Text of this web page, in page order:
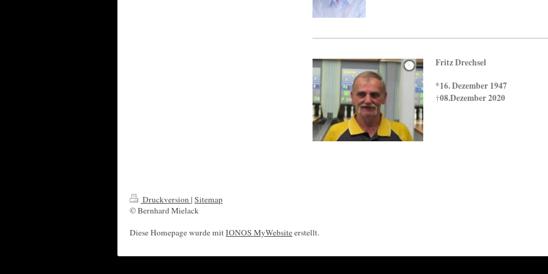
Fritz Drechsel
*16. Dezember 1947
†08.Dezember 2020
Druckversion | Sitemap
© Bernhard Mielack
Diese Homepage wurde mitIONOS MyWebsiteerstellt.